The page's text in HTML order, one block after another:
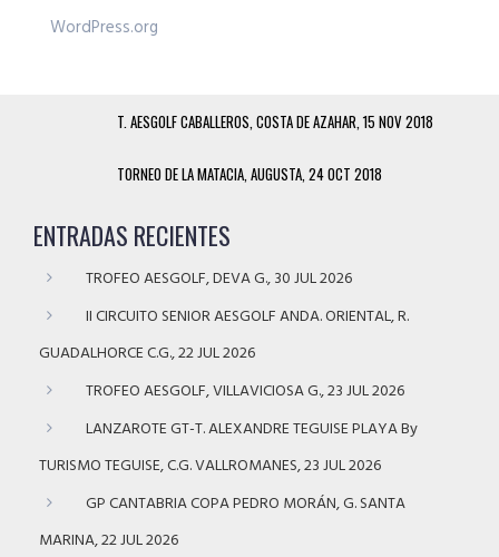
WordPress.org
T. AESGOLF CABALLEROS, COSTA DE AZAHAR, 15 NOV 2018
TORNEO DE LA MATACIA, AUGUSTA, 24 OCT 2018
ENTRADAS RECIENTES
TROFEO AESGOLF, DEVA G., 30 JUL 2026
II CIRCUITO SENIOR AESGOLF ANDA. ORIENTAL, R.
GUADALHORCE C.G., 22 JUL 2026
TROFEO AESGOLF, VILLAVICIOSA G., 23 JUL 2026
LANZAROTE GT-T. ALEXANDRE TEGUISE PLAYA By
TURISMO TEGUISE, C.G. VALLROMANES, 23 JUL 2026
GP CANTABRIA COPA PEDRO MORÁN, G. SANTA
MARINA, 22 JUL 2026